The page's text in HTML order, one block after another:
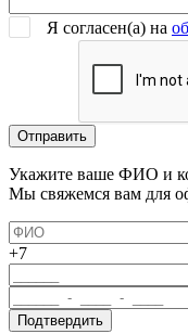
Я согласен(a) на
Укажите ваше ФИО и
Мы свяжемся вам для
+7